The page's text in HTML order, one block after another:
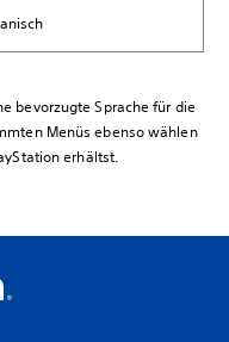
bevorzugte Sprache für die
Menüs ebenso wählen
erhältst.